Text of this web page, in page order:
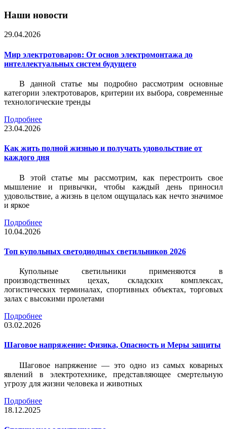
Наши новости
29.04.2026
Мир электротоваров: От основ электромонтажа до
интеллектуальных систем будущего
В данной статье мы подробно рассмотрим основные
категории электротоваров, критерии их выбора, современные
технологические тренды
Подробнее
23.04.2026
Как жить полной жизнью и получать удовольствие от
каждого дня
В этой статье мы рассмотрим, как перестроить свое
мышление и привычки, чтобы каждый день приносил
удовольствие, а жизнь в целом ощущалась как нечто значимое
и яркое
Подробнее
10.04.2026
Топ купольных светодиодных светильников 2026
Купольные светильники применяются в
производственных цехах, складских комплексах,
логистических терминалах, спортивных объектах, торговых
залах с высокими пролетами
Подробнее
03.02.2026
Шаговое напряжение: Физика, Опасность и Меры защиты
Шаговое напряжение — это одно из самых коварных
явлений в электротехнике, представляющее смертельную
угрозу для жизни человека и животных
Подробнее
18.12.2025